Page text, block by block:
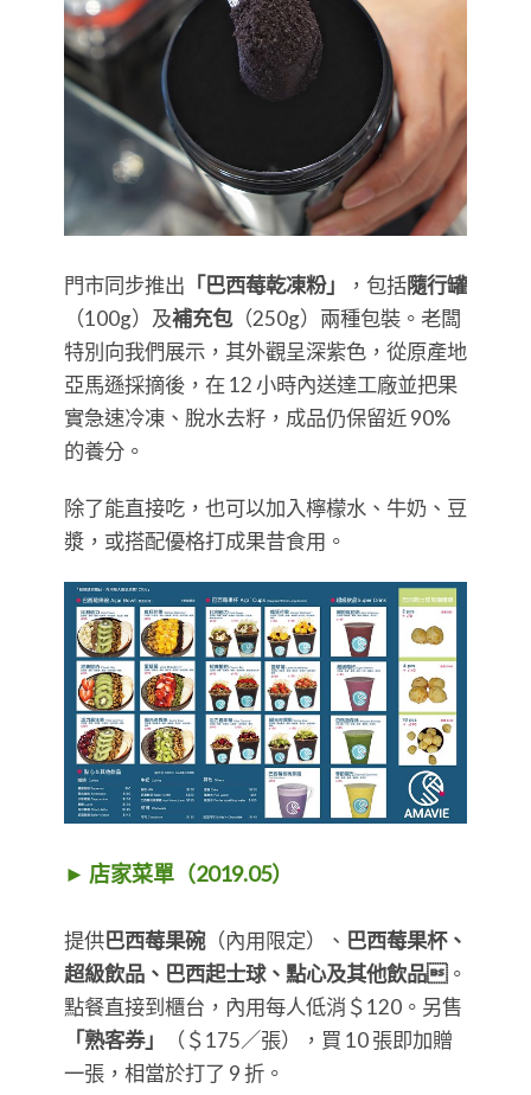
門市同步推出 「巴西莓乾凍粉」 ，包括隨行罐
（100g）及補充包（250g）兩種包裝。老闆
特別向我們展示，其外觀呈深紫色，從原產地
亞馬遜採摘後，在 12 小時內送達工廠並把果
實急速冷凍、脫水去籽，成品仍保留近 90%
的養分。
除了能直接吃，也可以加入檸檬水、牛奶、豆
漿，或搭配優格打成果昔食用。
► 店家菜單（2019.05）
提供巴西莓果碗（內用限定）、 巴西莓果杯、
超級飲品、巴西起士球、點心及其他飲品。
點餐直接到櫃台，內用每人低消＄120。另售
「熟客券」
（＄175／張），買 10 張即加贈
一張，相當於打了 9 折。